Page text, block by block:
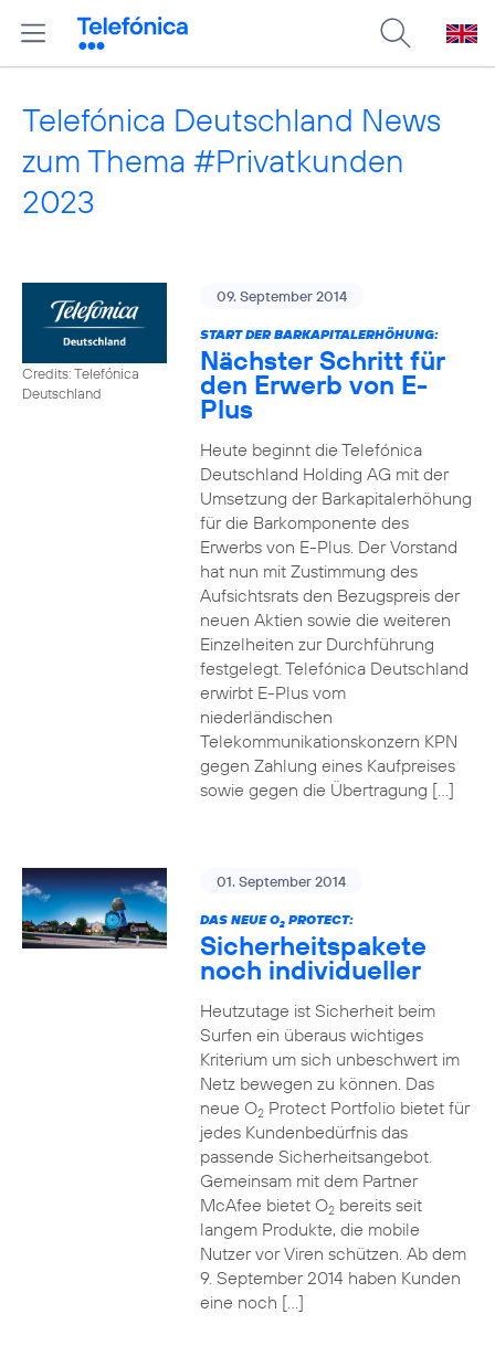
Telefónica Deutschland News
zum Thema #Privatkunden
2023
Credits: Telefónica
Deutschland
09. September 2014
START DER BARKAPITALERHÖHUNG:
Nächster Schritt für
den Erwerb von E-
Plus
Heute beginnt die Telefónica
Deutschland Holding AG mit der
Umsetzung der Barkapitalerhöhung
für die Barkomponente des
Erwerbs von E-Plus. Der Vorstand
hat nun mit Zustimmung des
Aufsichtsrats den Bezugspreis der
neuen Aktien sowie die weiteren
Einzelheiten zur Durchführung
festgelegt. Telefónica Deutschland
erwirbt E-Plus vom
niederländischen
Telekommunikationskonzern KPN
gegen Zahlung eines Kaufpreises
sowie gegen die Übertragung […]
01. September 2014
DAS NEUE O2PROTECT:
Sicherheitspakete
noch individueller
Heutzutage ist Sicherheit beim
Surfen ein überaus wichtiges
Kriterium um sich unbeschwert im
Netz bewegen zu können. Das
neue O2Protect Portfolio bietet für
jedes Kundenbedürfnis das
passende Sicherheitsangebot.
Gemeinsam mit dem Partner
McAfee bietet O2bereits seit
langem Produkte, die mobile
Nutzer vor Viren schützen. Ab dem
9. September 2014 haben Kunden
eine noch […]